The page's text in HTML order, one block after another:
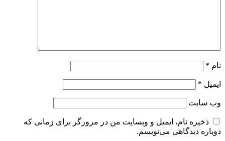
نام *
ایمیل *
وب‌ سایت
ذخیره نام، ایمیل و وبسایت من در مرورگر برای زمانی که
دوباره دیدگاهی می‌نویسم.